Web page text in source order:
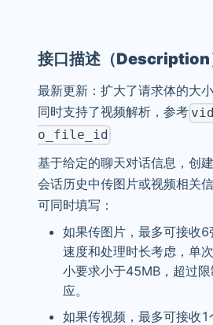
接口描述（Description
最新更新：扩大了请求体的大
同时支持了视频解析，参考
o_file_id
基于给定的聊天对话信息，创
会话历史中传图片或视频相关
可同时填写：
如果传图片，最多可接收
速度和处理时长考虑，单
小要求小于45MB，超过
应。
如果传视频，最多可接收